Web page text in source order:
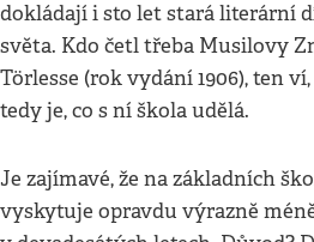
dokládají i sto let stará literární
světa. Kdo četl třeba Musilovy
Törlesse (rok vydání 1906), ten
tedy je, co s ní škola udělá.
Je zajímavé, že na základních
vyskytuje opravdu výrazně